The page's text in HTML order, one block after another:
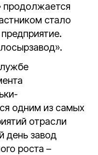
продолжается
стало
одним из самых
отрасли
день завод
роста –